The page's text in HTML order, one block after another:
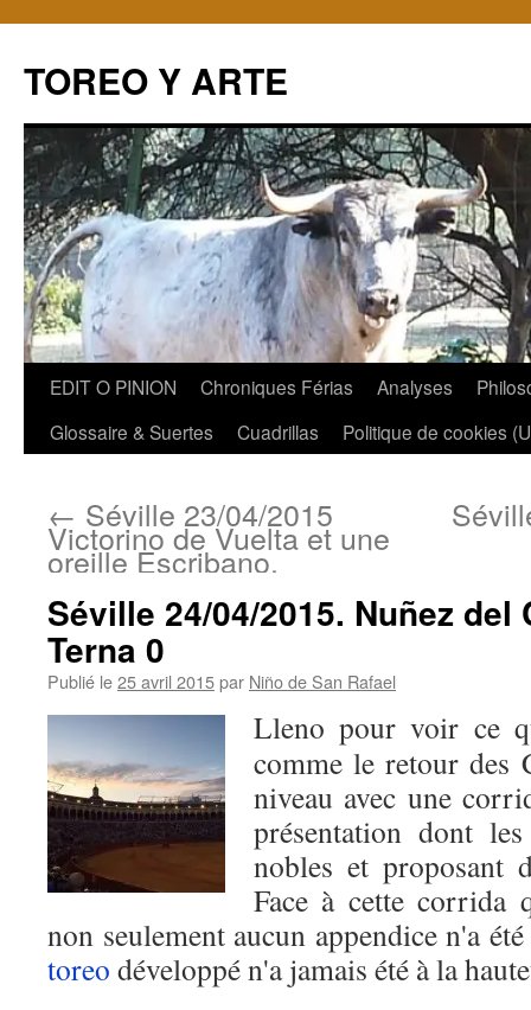
TOREO Y ARTE
Aller
EDIT O PINION Chroniques Férias Analyses
Glossaire & Suertes
Cuadrillas Politique de cookies
← Séville 23/04/2015
Victorino de Vuelta et une
oreille Escribano.
Séville 24/04/2015. Nuñez del
Terna 0
Publié le25 avril 2015par Niño de San Rafael
Lleno pour voir ce
comme le retour des
niveau avec une
présentation dont
nobles et proposant
Face à cette corrida
non seulement aucun appendice n'a
toreo développé n'a jamais été à la